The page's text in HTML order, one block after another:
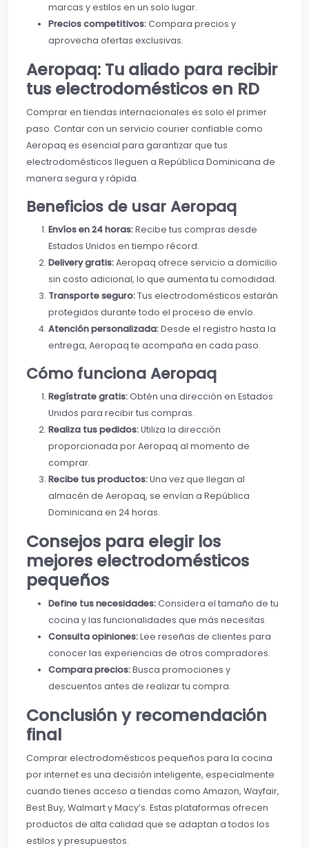
marcas y estilos en un solo lugar.
Precios competitivos:Compara precios y
aprovecha ofertas exclusivas.
Aeropaq: Tu aliado para recibir
tus electrodomésticos en RD
Comprar en tiendas internacionales es solo el primer
paso. Contar con un servicio courier confiable como
Aeropaq es esencial para garantizar que tus
electrodomésticos lleguen a República Dominicana de
manera segura y rápida.
Beneficios de usar Aeropaq
Envíos en 24 horas:Recibe tus compras desde
Estados Unidos en tiempo récord.
Delivery gratis:Aeropaq ofrece servicio a domicilio
sin costo adicional, lo que aumenta tu comodidad.
Transporte seguro:Tus electrodomésticos estarán
protegidos durante todo el proceso de envío.
Atención personalizada:Desde el registro hasta la
entrega, Aeropaq te acompaña en cada paso.
Cómo funciona Aeropaq
Regístrate gratis:Obtén una dirección en Estados
Unidos para recibir tus compras.
Realiza tus pedidos:Utiliza la dirección
proporcionada por Aeropaq al momento de
comprar.
Recibe tus productos:Una vez que llegan al
almacén de Aeropaq, se envían a República
Dominicana en 24 horas.
Consejos para elegir los
mejores electrodomésticos
pequeños
Define tus necesidades:Considera el tamaño de tu
cocina y las funcionalidades que más necesitas.
Consulta opiniones:Lee reseñas de clientes para
conocer las experiencias de otros compradores.
Compara precios:Busca promociones y
descuentos antes de realizar tu compra.
Conclusión y recomendación
final
Comprar electrodomésticos pequeños para la cocina
por internet es una decisión inteligente, especialmente
cuando tienes acceso a tiendas como Amazon, Wayfair,
Best Buy, Walmart y Macy’s. Estas plataformas ofrecen
productos de alta calidad que se adaptan a todos los
estilos y presupuestos.